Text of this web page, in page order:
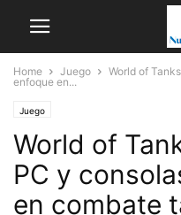
Home Juego
World of
enfoque en...
Juego
World of
PC y
en combate